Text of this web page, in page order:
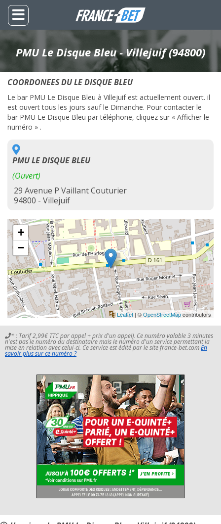
PMU Le Disque Bleu - Villejuif (94800)
COORDONEES DU LE DISQUE BLEU
Le bar PMU Le Disque Bleu à Villejuif est actuellement ouvert. il
est ouvert tous les jours sauf le Dimanche. Pour contacter le
bar PMU Le Disque Bleu par téléphone, cliquez sur « Afficher le
numéro » .
PMU LE DISQUE BLEU
(Ouvert)
29 Avenue P Vaillant Couturier
94800 - Villejuif
+
−
Leaflet | ©OpenStreetMapcontributors
* : Tarif 2,99€ TTC par appel + prix d'un appel). Ce numéro valable 3 minutes
n'est pas le numéro du destinataire mais le numéro d'un service permettant la
mise en relation avec celui-ci. Ce service est édité par le site france-bet.comEn
savoir plus sur ce numéro ?